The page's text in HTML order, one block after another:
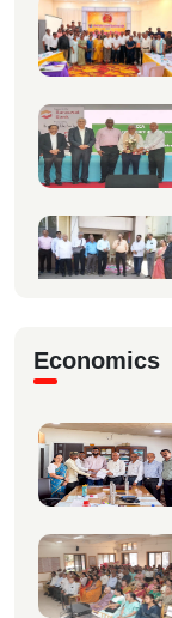
Economics